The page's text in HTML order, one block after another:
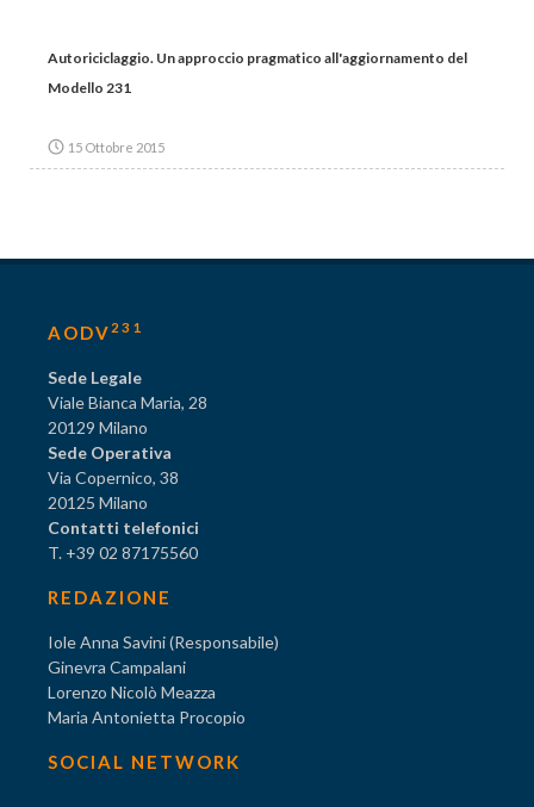
Autoriciclaggio. Un approccio pragmatico all'aggiornamento del
Modello 231
15 Ottobre 2015
AODV 231
Sede Legale
Viale Bianca Maria, 28
20129 Milano
Sede Operativa
Via Copernico, 38
20125 Milano
Contatti telefonici
T. +39 02 87175560
REDAZIONE
Iole Anna Savini (Responsabile)
Ginevra Campalani
Lorenzo Nicolò Meazza
Maria Antonietta Procopio
SOCIAL NETWORK